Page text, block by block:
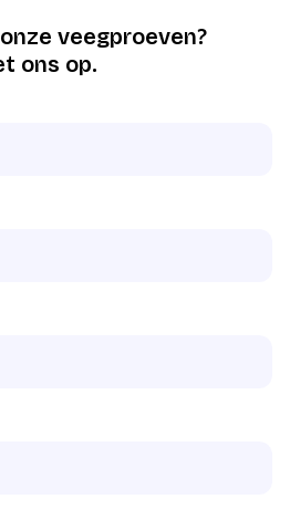
veegproeven?
ons op.